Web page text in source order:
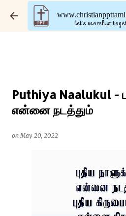
Skip to main
let's worship
Puthiya Naalukul -
என்னை நடத்தும்
onMay 20, 2022